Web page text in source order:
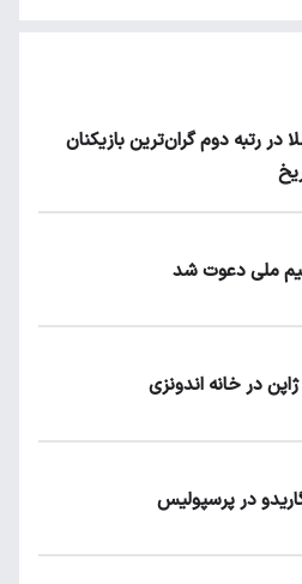
در رتبه دوم گران‌ترین بازیکنان
ملی دعوت شد
در خانه اندونزی
در پرسپولیس